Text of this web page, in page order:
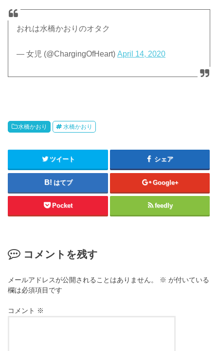
おれは水橋かおりのオタク
— 女児 (@ChargingOfHeart)April 14, 2020
水橋かおり 水橋かおり
ツイート シェア
はてブ Google+
Pocket feedly
コメントを残す
メールアドレスが公開されることはありません。 ※ が付いている
欄は必須項目です
コメント ※